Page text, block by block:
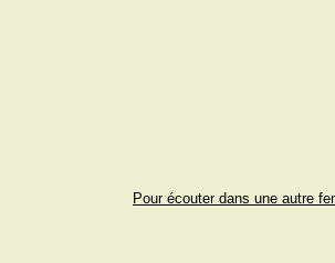
Pour écouter dans une autre